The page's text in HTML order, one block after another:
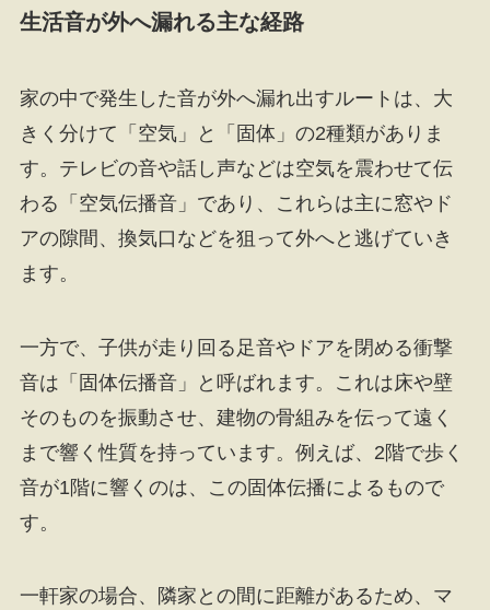
生活音が外へ漏れる主な経路
家の中で発生した音が外へ漏れ出すルートは、大
きく分けて「空気」と「固体」の2種類がありま
す。テレビの音や話し声などは空気を震わせて伝
わる「空気伝播音」であり、これらは主に窓やド
アの隙間、換気口などを狙って外へと逃げていき
ます。
一方で、子供が走り回る足音やドアを閉める衝撃
音は「固体伝播音」と呼ばれます。これは床や壁
そのものを振動させ、建物の骨組みを伝って遠く
まで響く性質を持っています。例えば、2階で歩く
音が1階に響くのは、この固体伝播によるもので
す。
一軒家の場合、隣家との間に距離があるため、マ